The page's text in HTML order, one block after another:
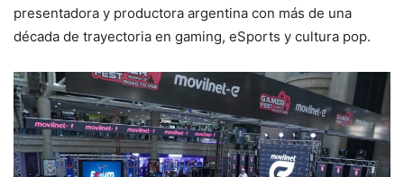
presentadora y productora argentina con más de una
década de trayectoria en gaming, eSports y cultura pop.